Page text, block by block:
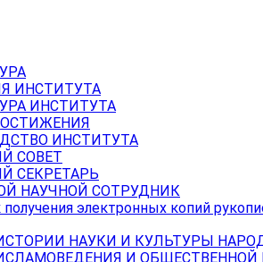
ИНСТИТУТА
ИНСТИТУТА
ИНСТИТУТА
СОВЕТ
СЕКРЕТАРЬ
НАУЧНОЙ СОТРУДНИК
электронных копий
НАУКИ И КУЛЬТУРЫ
И